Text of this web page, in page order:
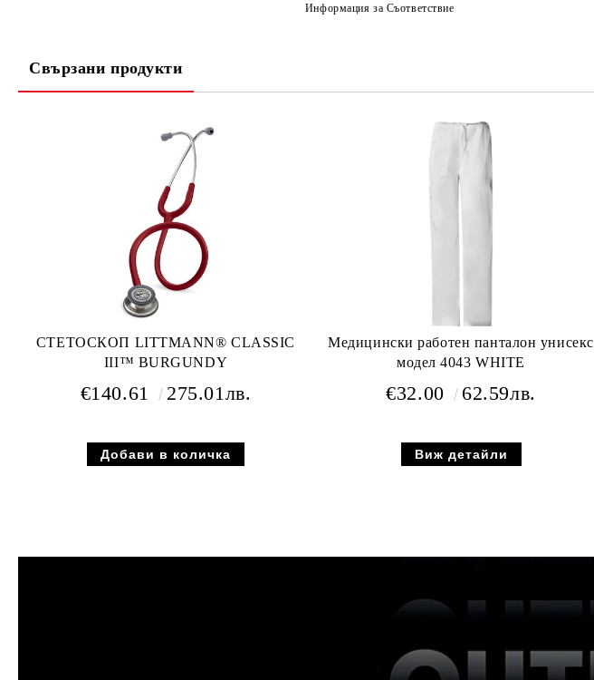
Информация за Съответствие
Свързани продукти
СТЕТОСКОП LITTMANN® CLASSIC
III™ BURGUNDY
€140.61 275.01лв.
Медицински работен панталон унисекс
модел 4043 WHITE
€32.00 62.59лв.
Виж детайли